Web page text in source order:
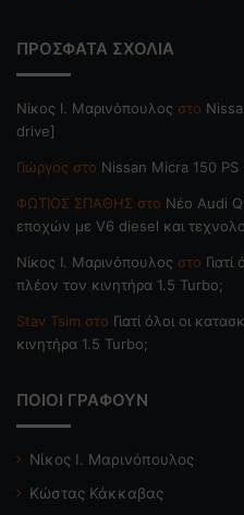
ΠΡΟΣΦΑΤΑ ΣΧΟΛΙΑ
Nίκος Ι. Mαρινόπουλος στο
drive]
Γιώργος στο Nissan Micra 150
ΦΩΤΙΟΣ ΣΠΑΘΗΣ στο Νέο Audi
εποχών με V6 diesel και
Nίκος Ι. Mαρινόπουλος στο
πλέον τον κινητήρα 1.5 Turbo;
Stav Tsim στο Γιατί όλοι οι
κινητήρα 1.5 Turbo;
ΠΟΙΟΙ ΓΡΑΦΟΥΝ
Νίκος Ι. Μαρινόπουλος
Κώστας Κάκκαβας